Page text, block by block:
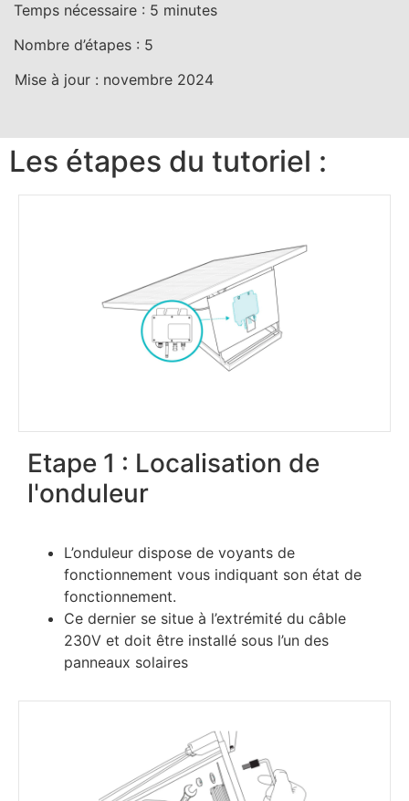
Temps nécessaire : 5 minutes
Nombre d’étapes : 5
Mise à jour : novembre 2024
Les étapes du tutoriel :
Etape 1 : Localisation de
l'onduleur
L’onduleur dispose de voyants de
fonctionnement vous indiquant son état de
fonctionnement.
Ce dernier se situe à l’extrémité du câble
230V et doit être installé sous l’un des
panneaux solaires